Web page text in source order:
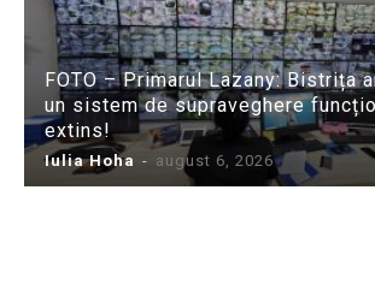
FOTO – Primarul Lazany: Bistrița
un sistem de supraveghere
extins!
Iulia Hoha - august 6, 2026